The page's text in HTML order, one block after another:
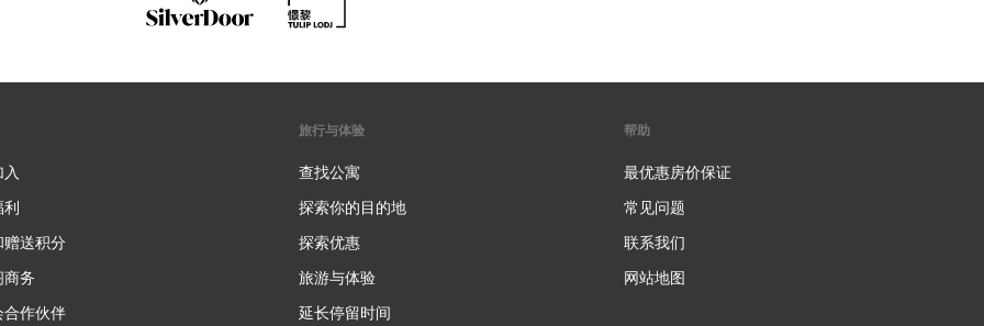
送积分
务
作伙伴
旅行与体验
查找公寓
探索你的目的地
探索优惠
旅游与体验
延长停留时间
帮助
最优惠房价保证
常见问题
联系我们
网站地图